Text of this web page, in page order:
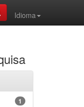
Idioma
1